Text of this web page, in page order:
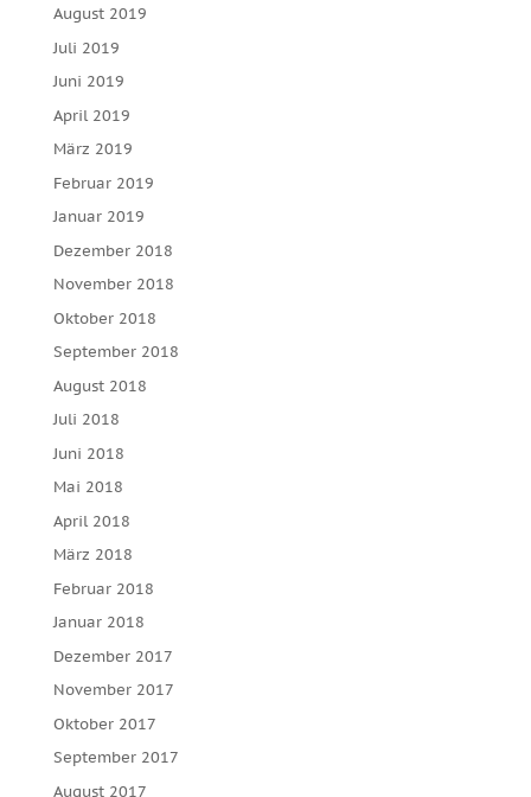
August 2019
Juli 2019
Juni 2019
April 2019
März 2019
Februar 2019
Januar 2019
Dezember 2018
November 2018
Oktober 2018
September 2018
August 2018
Juli 2018
Juni 2018
Mai 2018
April 2018
März 2018
Februar 2018
Januar 2018
Dezember 2017
November 2017
Oktober 2017
September 2017
August 2017